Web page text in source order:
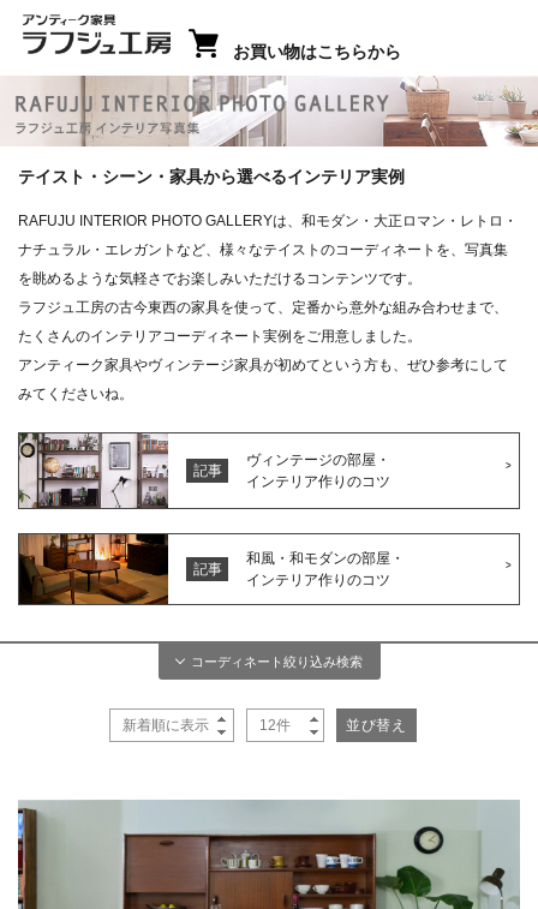
お買い物はこちらから
ラフジュ工房 インテリア写真集
テイスト・シーン・家具から選べるインテリア実例
RAFUJU INTERIOR PHOTO GALLERYは、和モダン・大正ロマン・レトロ・
ナチュラル・エレガントなど、様々なテイストのコーディネートを、写真集
を眺めるような気軽さでお楽しみいただけるコンテンツです。
ラフジュ工房の古今東西の家具を使って、定番から意外な組み合わせまで、
たくさんのインテリアコーディネート実例をご用意しました。
アンティーク家具やヴィンテージ家具が初めてという方も、ぜひ参考にして
みてくださいね。
記事
ヴィンテージの部屋・
インテリア作りのコツ
記事
和風・和モダンの部屋・
インテリア作りのコツ
複数の条件で絞り込み検索をする事が可能です
ミックススタイル
エレガント シャビーシック
リビング ダイニング
寝室
店舗
ドロワー
ソファ
200 件 お部屋が見つかりました
コーディネート絞り込み検索